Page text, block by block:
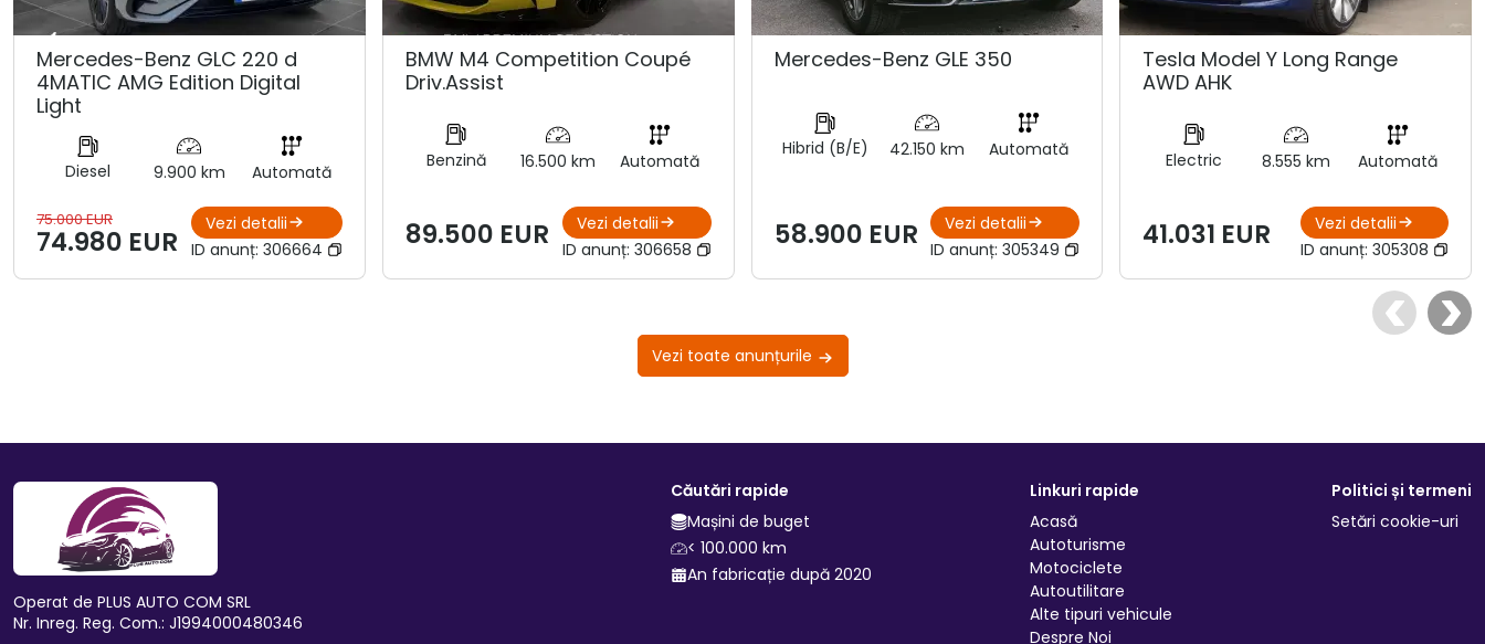
Mercedes-Benz GLC 220 d
4MATIC AMG Edition Digital
Light
Diesel 9.900 km Automată
75.000 EUR
74.980 EUR
Vezi detalii
ID anunț: 306664
BMW M4 Competition Coupé
Driv.Assist
Benzină 16.500 km Automată
89.500 EUR
Vezi detalii
ID anunț: 306658
Mercedes-Benz GLE 350
Hibrid (B/E) 42.150 km Automată
58.900 EUR
Vezi detalii
ID anunț:305349
Tesla Model Y Long Range
AWD AHK
Electric 8.555 km Automată
41.031 EUR
Vezi detalii
ID anunț: 305308
Vezi toate anunțurile
Operat de PLUS AUTO COM SRL
Nr. Inreg. Reg. Com.: J1994000480346
Căutări rapide
Mașini de buget
< 100.000 km
An fabricație după 2020
Linkuri rapide
Acasă
Autoturisme
Motociclete
Autoutilitare
Alte tipuri vehicule
Despre Noi
Politici și termeni
Setări cookie-uri